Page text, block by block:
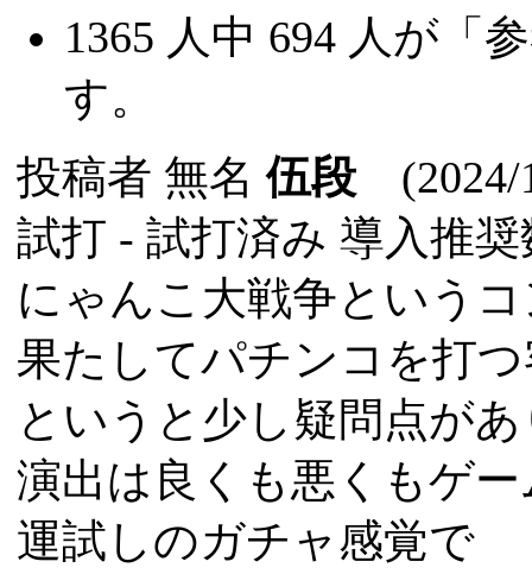
1365 人中 694 人が「
す。
投稿者 無名 伍段 (2024/
試打 - 試打済み 導入推
にゃんこ大戦争という
果たしてパチンコを打
というと少し疑問点が
演出は良くも悪くもゲ
運試しのガチャ感覚で